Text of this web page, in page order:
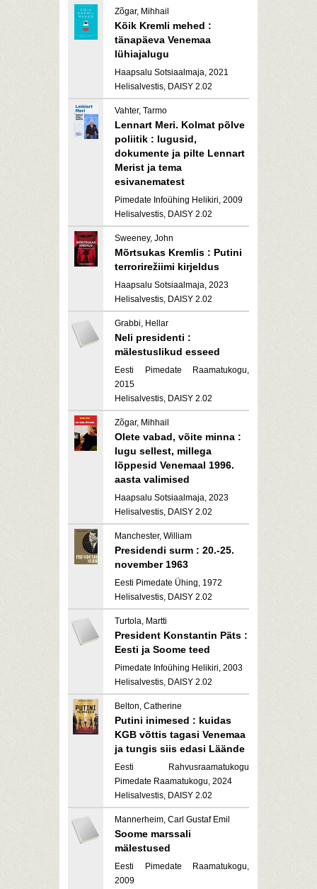
Zõgar, Mihhail
Kõik Kremli mehed :
tänapäeva Venemaa
lühiajalugu
Haapsalu Sotsiaalmaja, 2021
Helisalvestis, DAISY 2.02
Vahter, Tarmo
Lennart Meri. Kolmat põlve
poliitik : lugusid,
dokumente ja pilte Lennart
Merist ja tema
esivanematest
Pimedate Infoühing Helikiri, 2009
Helisalvestis, DAISY 2.02
Sweeney, John
Mõrtsukas Kremlis : Putini
terrorirežiimi kirjeldus
Haapsalu Sotsiaalmaja, 2023
Helisalvestis, DAISY 2.02
Grabbi, Hellar
Neli presidenti :
mälestuslikud esseed
Eesti Pimedate Raamatukogu,
2015
Helisalvestis, DAISY 2.02
Zõgar, Mihhail
Olete vabad, võite minna :
lugu sellest, millega
lõppesid Venemaal 1996.
aasta valimised
Haapsalu Sotsiaalmaja, 2023
Helisalvestis, DAISY 2.02
Manchester, William
Presidendi surm : 20.-25.
november 1963
Eesti Pimedate Ühing, 1972
Helisalvestis, DAISY 2.02
Turtola, Martti
President Konstantin Päts :
Eesti ja Soome teed
Pimedate Infoühing Helikiri, 2003
Helisalvestis, DAISY 2.02
Belton, Catherine
Putini inimesed : kuidas
KGB võttis tagasi Venemaa
ja tungis siis edasi Läände
Eesti Rahvusraamatukogu
Pimedate Raamatukogu, 2024
Helisalvestis, DAISY 2.02
Mannerheim, Carl Gustaf Emil
Soome marssali
mälestused
Eesti Pimedate Raamatukogu,
2009